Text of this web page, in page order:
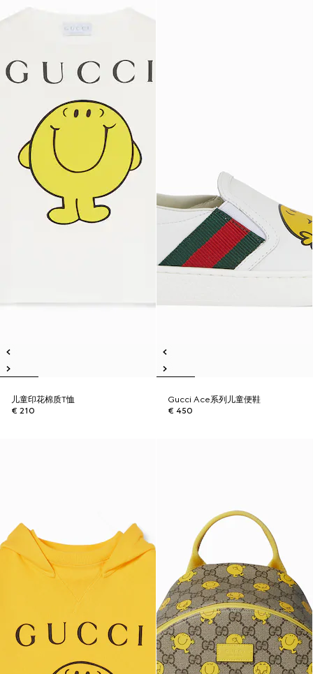
儿童印花棉质T恤
€ 210
Gucci Ace系列儿童便鞋
€ 450